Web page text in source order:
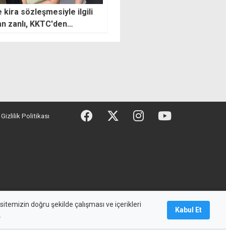
kira sözleşmesiyle ilgili
zanlı, KKTC'den
Gizlilik Politikası
doğru şekilde çalışması ve içerikleri
Kabul Et